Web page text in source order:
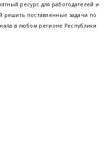
ресурс для работодателей и
решить поставленные задачи по
в любом регионе Республики